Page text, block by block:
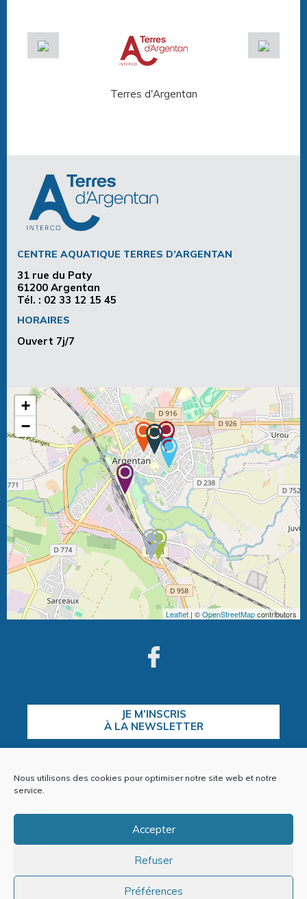
Nous utilisons des cookies pour optimiser notre site web et notre
service.
Accepter
Refuser
Préférences
Terres d'Argentan
CENTRE AQUATIQUE TERRES D’ARGENTAN
31 rue du Paty
61200 Argentan
Tél. : 02 33 12 15 45
HORAIRES
Ouvert 7j/7
+
−
Leaflet| ©OpenStreetMapcontributors
JE M’INSCRIS
À LA NEWSLETTER
Plan du site
Politique de cookies (EU)